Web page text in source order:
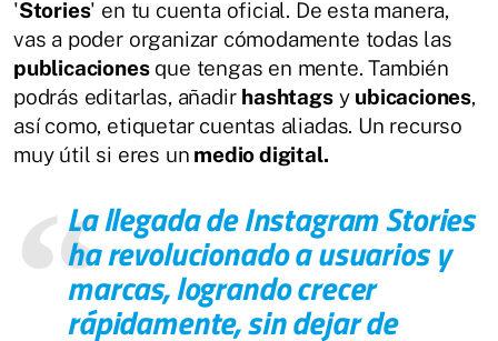
'Stories' en tu cuenta oficial. De esta manera,
vas a poder organizar cómodamente todas las
publicacionesque tengas en mente. También
podrás editarlas, añadir hashtagsy ubicaciones,
así como, etiquetar cuentas aliadas. Un recurso
muy útil si eres un medio digital.
La llegada deInstagram Stories
ha revolucionado a usuarios y
marcas, logrando crecer
rápidamente, sin dejar de